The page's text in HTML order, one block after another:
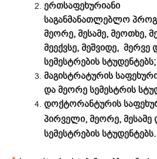
ერთსაფეხურიანი
საგანმანათლებლო
მეორე, მესამე, მეოთხე,
მეექვსე, მეშვიდე, მერვე
სემესტრების სტუდენტებს;
მაგისტრატურის
და მეორე სემესტრის
დოქტორანტურის
პირველი, მეორე, მესამე
სემესტრების სტუდენტებს.